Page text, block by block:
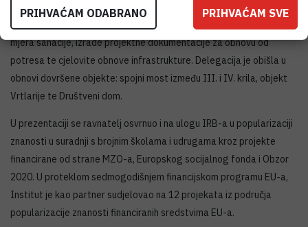
2020. godine. IRB je za ovu svrhu ukupno ugovorio 5,3 milijuna eura,
a do sad je realizirano gotovo 3 milijuna eura za potrebe hitnih
mjera sanacije, izrade projektne dokumentacije za obnovu od
potresa te cjelovite obnove infrastrukture. Delegacija je obišla u
obnovi dovršene objekte: spojni most između III. i IV. krila, objekt
Vrtlarije te Društveni dom.
U prezentaciji se ravnatelj osvrnuo i na ulogu IRB-a u popularizaciji
znanosti u suradnji s brojnim školama i udrugama kroz projekte
financirane od strane MZO-a, Europskog socijalnog fonda i Obzor
2020. U proteklom sedmogodišnjem financijskom programu EU-a,
Institut je kao partner sudjelovao na 12 projekata iz područja
popularizacije znanosti financiranih sredstvima EU-a.
PRIHVAĆAM ODABRANO PRIHVAĆAM SVE